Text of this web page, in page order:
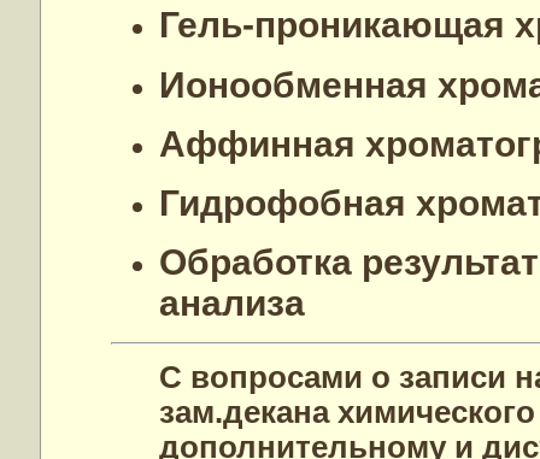
Гель-проникающая
Ионообменная
Аффинная
Гидрофобная
Обработка
анализа
С вопросами о записи
зам.декана
дополнительному и